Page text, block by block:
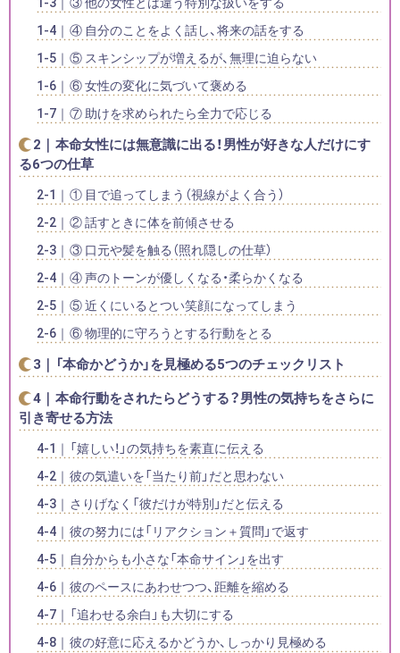
④ 自分のことをよく話し、将来の話をする
⑤ スキンシップが増えるが、無理に迫らない
⑥ 女性の変化に気づいて褒める
⑦ 助けを求められたら全力で応じる
本命女性には無意識に出る！男性が好きな人だけにす
る6つの仕草
① 目で追ってしまう（視線がよく合う）
② 話すときに体を前傾させる
③ 口元や髪を触る（照れ隠しの仕草）
④ 声のトーンが優しくなる・柔らかくなる
⑤ 近くにいるとつい笑顔になってしまう
⑥ 物理的に守ろうとする行動をとる
「本命かどうか」を見極める5つのチェックリスト
本命行動をされたらどうする？男性の気持ちをさらに
引き寄せる方法
「嬉しい！」の気持ちを素直に伝える
彼の気遣いを「当たり前」だと思わない
さりげなく「彼だけが特別」だと伝える
彼の努力には「リアクション＋質問」で返す
自分からも小さな「本命サイン」を出す
彼のペースにあわせつつ、距離を縮める
「追わせる余白」も大切にする
彼の好意に応えるかどうか、しっかり見極める